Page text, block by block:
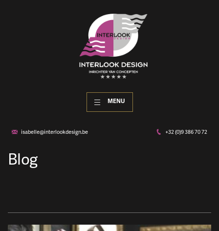
MENU
isabelle@interlookdesign.be +32 (0)9 386 70 72
Blog